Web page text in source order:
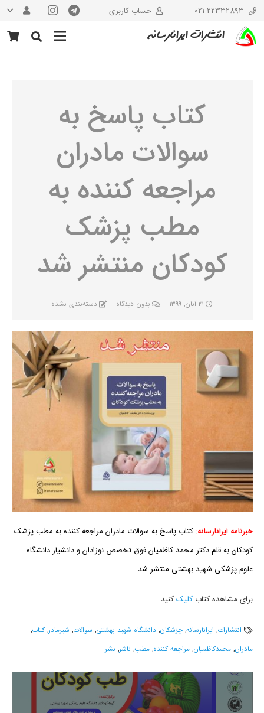
22332893 021 حساب کاربری
انتشارات ایرانارسانه
کتاب پاسخ به
سوالات مادران
مراجعه کننده به
مطب پزشک
کودکان منتشر شد
۲۱ آبان, ۱۳۹۹ بدون دیدگاه دسته‌بندی نشده
خبرنامه ایرانارسانه:کتاب پاسخ به سوالات مادران مراجعه کننده به مطب پزشک
کودکان به قلم دکتر محمد کاظمیان فوق تخصص نوزادان و دانشیار دانشگاه
علوم پزشکی شهید بهشتی منتشر شد.
برای مشاهده کتابکلیککنید.
انتشارات, ایرانارسانه, چزشکان, دانشگاه شهید بهشتی, سوالات, شیرمادر, کتاب,
مادران,محمدکاظمیان,مراجعه کننده,مطب, ناشر, نشر